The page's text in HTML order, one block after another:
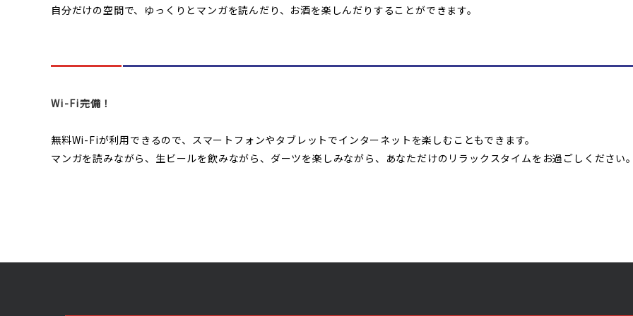
自分だけの空間で、ゆっくりとマンガを読んだり、お酒を楽しんだりすることができます。
Wi-Fi完備！
無料Wi-Fiが利用できるので、スマートフォンやタブレットでインターネットを楽しむこともできます。
マンガを読みながら、生ビールを飲みながら、ダーツを楽しみながら、あなただけのリラックスタイムをお過ごしください